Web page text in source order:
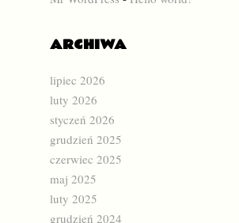
ARCHIWA
lipiec 2026
luty 2026
styczeń 2026
grudzień 2025
czerwiec 2025
maj 2025
luty 2025
grudzień 2024